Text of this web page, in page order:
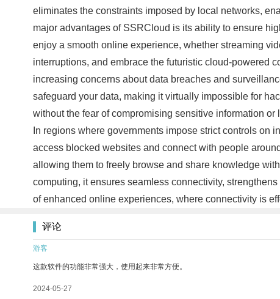
eliminates the constraints imposed by local networks,
major advantages of SSRCloud is its ability to ensure
enjoy a smooth online experience, whether streaming
interruptions, and embrace the futuristic cloud-powered
increasing concerns about data breaches and
safeguard your data, making it virtually impossible for
without the fear of compromising sensitive information
In regions where governments impose strict controls
access blocked websites and connect with people
allowing them to freely browse and share knowledge
computing, it ensures seamless connectivity,
of enhanced online experiences, where connectivity is
评论
游客
这款软件的功能非常强大，使用起来非常方便。
2024-05-27